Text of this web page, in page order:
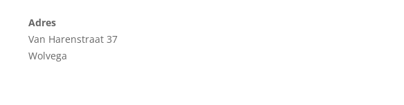
Adres
Van Harenstraat 37
Wolvega